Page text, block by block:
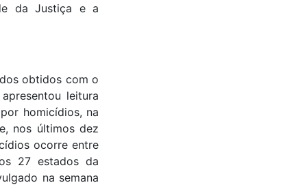
da Justiça e a
obtidos com o
leitura
homicídios, na
nos últimos dez
ocorre entre
27 estados da
na semana